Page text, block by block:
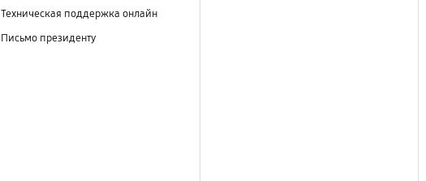
Техническая поддержка онлайн
Письмо президенту